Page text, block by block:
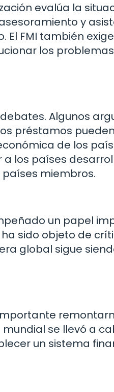
evalúa la
y
El FMI también
los problemas
Algunos
préstamos
de los
los países
miembros.
un papel
sido objeto de
global sigue
mundial se llevó a
un sistema